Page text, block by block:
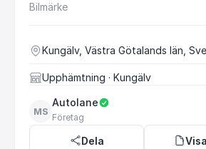
Bilmärke
Kungälv, Västra Götalands län,
Upphämtning · Kungälv
MS
Autolane
Företag
Dela